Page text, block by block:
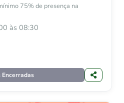
75% de presença na
às 08:30
Encerradas